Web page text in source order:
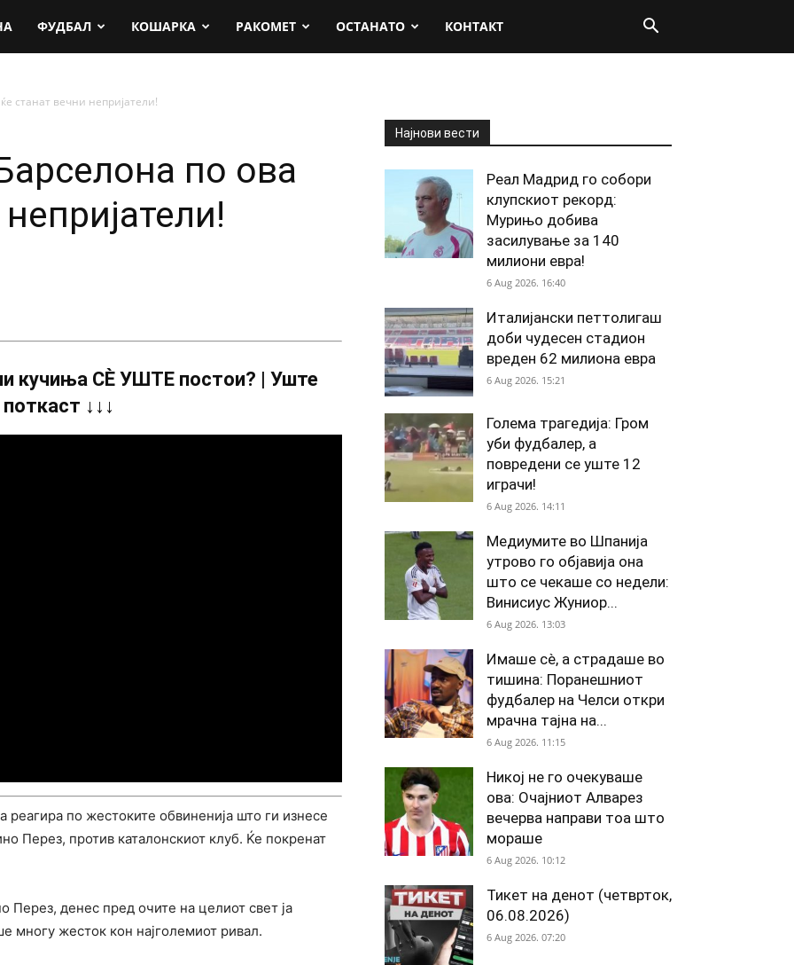
ФУДБАЛ КОШАРКА РАКОМЕТ ОСТАНАТО КОНТАКТ
станат вечни непријатели!
по ова
кучиња СÈ УШТЕ постои? | Уште
↓↓↓
по жестоките обвиненија што ги изнесе
Перез, против каталонскиот клуб. Ќе покренат
денес пред очите на целиот свет ја
многу жесток кон најголемиот ривал.
Најнови вести
Реал Мадрид го собори
клупскиот рекорд:
Мурињо добива
засилување за 140
милиони евра!
6 Aug 2026. 16:40
Италијански петтолигаш
доби чудесен стадион
вреден 62 милиона евра
6 Aug 2026. 15:21
Голема трагедија: Гром
уби фудбалер, а
повредени се уште 12
играчи!
6 Aug 2026. 14:11
Медиумите во Шпанија
утрово го објавија она
што се чекаше со недели:
Винисиус Жуниор...
6 Aug 2026. 13:03
Имаше сè, а страдаше во
тишина: Поранешниот
фудбалер на Челси откри
мрачна тајна на...
6 Aug 2026. 11:15
Никој не го очекуваше
ова: Очајниот Алварез
вечерва направи тоа што
мораше
6 Aug 2026. 10:12
Тикет на денот (четврток,
06.08.2026)
6 Aug 2026. 07:20